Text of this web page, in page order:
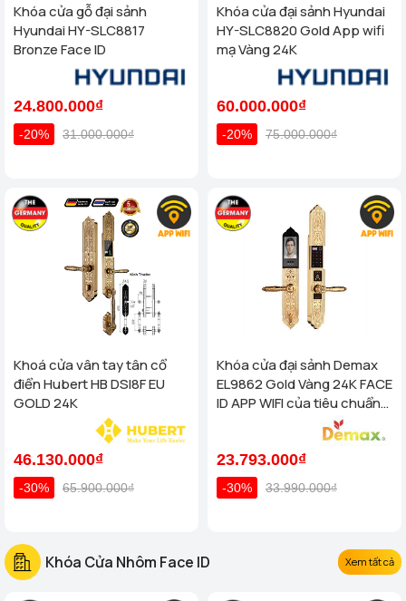
Khóa cửa gỗ đại sảnh
Hyundai HY-SLC8817
Bronze Face ID
24.800.000₫
-20% 31.000.000₫
Khóa cửa đại sảnh Hyundai
HY-SLC8820 Gold App wifi
mạ Vàng 24K
60.000.000₫
-20% 75.000.000₫
Khoá cửa vân tay tân cổ
điển Hubert HB DSI8F EU
GOLD 24K
46.130.000₫
-30% 65.900.000₫
Khóa cửa đại sảnh Demax
EL9862 Gold Vàng 24K FACE
ID APP WIFI của tiêu chuẩn
23.793.000₫
-30% 33.990.000₫
Khóa Cửa Nhôm Face ID Xem tất cả